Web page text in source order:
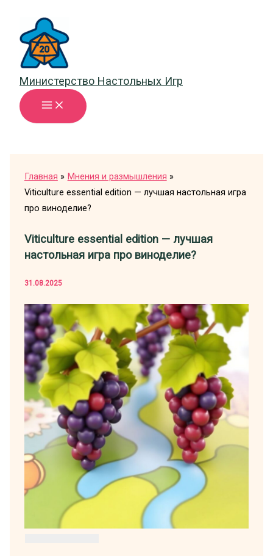
содержимому
Министерство Настольных Игр
Главная
Мнения и размышления
Viticulture essential edition — лучшая настольная игра
про виноделие?
Viticulture essential edition — лучшая
настольная игра про виноделие?
31.08.2025